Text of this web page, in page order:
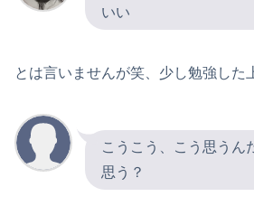
いい
とは言いませんが笑、少し勉強した
こうこう、こう思うん
思う？